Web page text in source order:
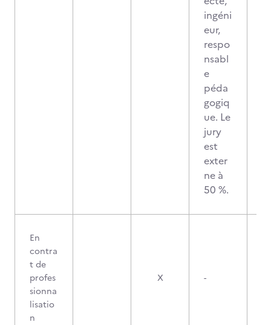
ingéni
eur,
respo
nsabl
e
péda
gogiq
ue. Le
jury
est
exter
ne à
50 %.
En
contra
t de
profes
sionna
lisatio
n
X -